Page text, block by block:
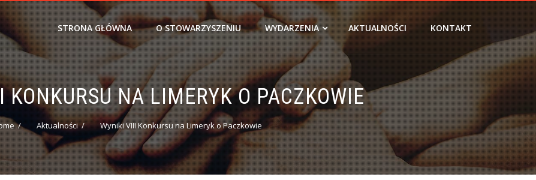
STRONA GŁÓWNA O STOWARZYSZENIU WYDARZENIA AKTUALNOŚCI KONTAKT
NA LIMERYK O PACZKOWIE
Aktualności Wyniki VIII Konkursu na Limeryk o Paczkowie